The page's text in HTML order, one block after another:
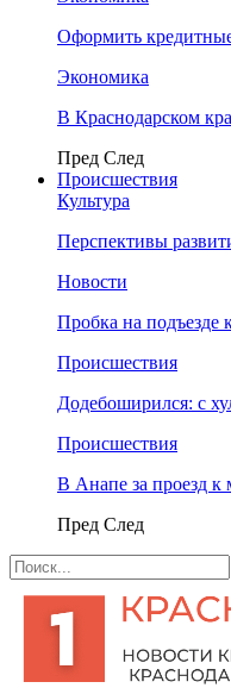
Оформить
Экономика
В Краснодарском
Пред След
Происшествия
Культура
Перспективы
Новости
Пробка на подъезде
Происшествия
Додебоширился: с
Происшествия
В Анапе за проезд
Пред След